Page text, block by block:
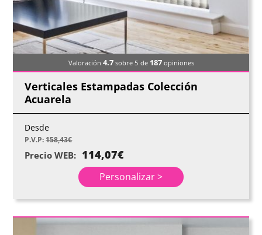
Valoración 4.7sobre 5 de 187opiniones
Verticales Estampadas Colección
Acuarela
Desde
P.V.P:158,43€
Precio WEB: 114,07€
Personalizar >